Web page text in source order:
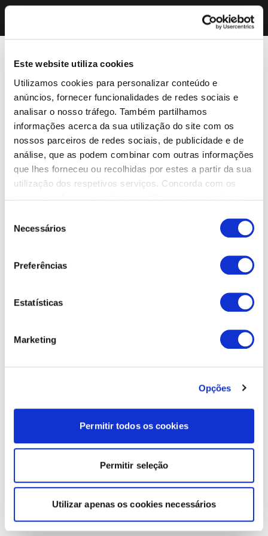
Este website utiliza cookies
Utilizamos cookies para personalizar conteúdo e
anúncios, fornecer funcionalidades de redes sociais e
analisar o nosso tráfego. Também partilhamos
informações acerca da sua utilização do site com os
nossos parceiros de redes sociais, de publicidade e de
análise, que as podem combinar com outras informações
que lhes forneceu ou recolhidas por estes a partir da sua
utilização dos respetivos serviços. Concorda com os
Necessários
Preferências
Estatísticas
Marketing
Opções
Permitir todos os cookies
Permitir seleção
Utilizar apenas os cookies necessários